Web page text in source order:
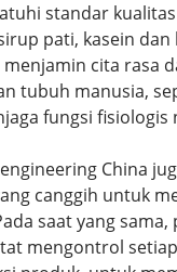
standar
pati, kasein
cita rasa
tubuh manusia,
fungsi fisiologis
China
canggih untuk
saat yang sama,
mengontrol